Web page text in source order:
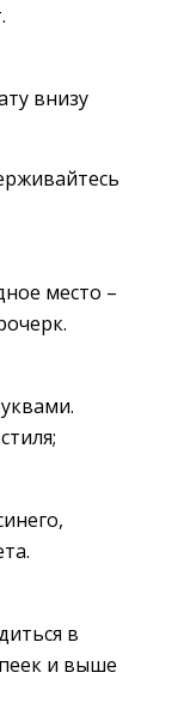
внизу
место –
в
и выше